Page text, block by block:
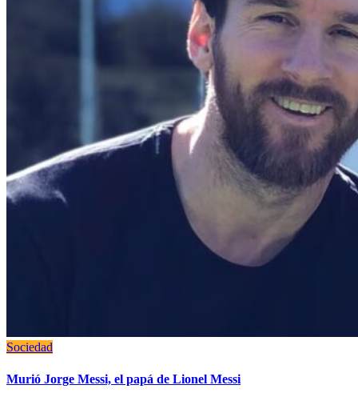
Sociedad
Murió Jorge Messi, el papá de Lionel Messi